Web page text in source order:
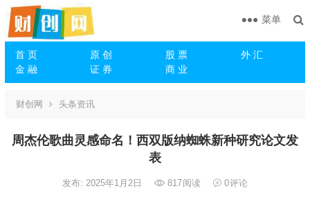
首 页 原 创 股 票
外 汇
金 融
证 券 商 业
菜单
财创网 头条资讯
周杰伦歌曲灵感命名！西双版纳蜘蛛新种研究论文发
表
发布: 2025年1月2日 817阅读 0评论